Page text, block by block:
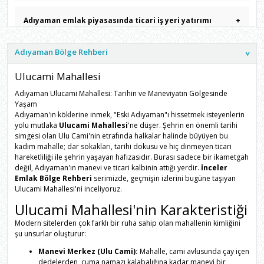
Adıyaman emlak piyasasında ticari iş yeri yatırımı
+
Bu ticari portföy için İnceler Emlak tarafından sunulan
uzmanlık hizmeti neleri kapsar?
+
Adıyaman Bölge Rehberi
Ulucami Mahallesi
Adıyaman Ulucami Mahallesi: Tarihin ve Maneviyatın Gölgesinde
Yaşam
Adıyaman'ın köklerine inmek, "Eski Adıyaman"ı hissetmek isteyenlerin
yolu mutlaka Ulucami Mahallesi'ne düşer. Şehrin en önemli tarihi
simgesi olan Ulu Cami'nin etrafında halkalar halinde büyüyen bu
kadim mahalle; dar sokakları, tarihi dokusu ve hiç dinmeyen ticari
hareketliliği ile şehrin yaşayan hafızasıdır. Burası sadece bir ikametgah
değil, Adıyaman'ın manevi ve ticari kalbinin attığı yerdir. İnceler
Emlak Bölge Rehberi serimizde, geçmişin izlerini bugüne taşıyan
Ulucami Mahallesi'ni inceliyoruz.
Ulucami Mahallesi'nin Karakteristiği
Modern sitelerden çok farklı bir ruha sahip olan mahallenin kimliğini
şu unsurlar oluşturur:
Manevi Merkez (Ulu Cami): Mahalle, cami avlusunda çay içen